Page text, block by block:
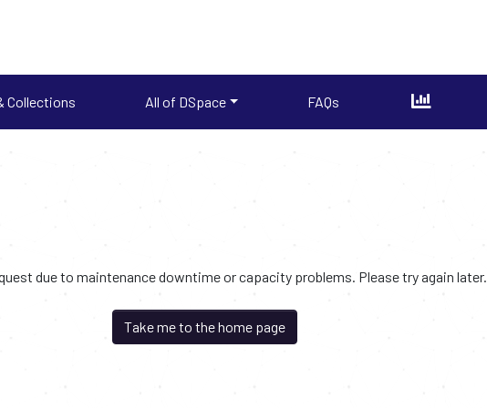
Collections All of DSpace FAQs
due to maintenance downtime or capacity problems. Please try again later.
Take me to the home page